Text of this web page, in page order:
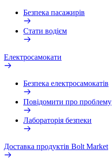
Безпека пасажирів
Стати водієм
Електросамокати
Безпека електросамокатів
Повідомити про проблему
Лабораторія безпеки
Доставка продуктів Bolt Market